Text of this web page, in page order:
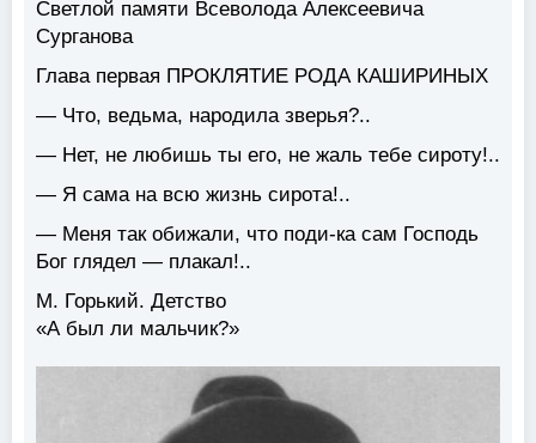
Светлой памяти Всеволода Алексеевича
Сурганова
Глава первая ПРОКЛЯТИЕ РОДА КАШИРИНЫХ
— Что, ведьма, народила зверья?..
— Нет, не любишь ты его, не жаль тебе сироту!..
— Я сама на всю жизнь сирота!..
— Меня так обижали, что поди-ка сам Господь
Бог глядел — плакал!..
М. Горький. Детство
«А был ли мальчик?»